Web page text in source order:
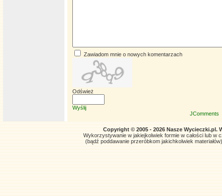
Zawiadom mnie o nowych komentarzach
Odśwież
Wyślij
JComments
Copyright © 2005 - 2026 Nasze Wycieczki.pl.
Wykorzystywanie w jakiejkolwiek formie w całości lub w
(bądź poddawanie przeróbkom jakichkolwiek